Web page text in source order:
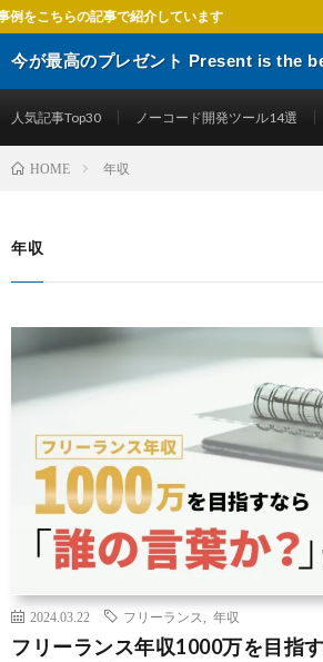
事で紹介しています
今が最高のプレゼント Present is the
人気記事Top30 ノーコード開発ツール14選
HOME 年収
年収
2024.03.22 フリーランス 年収
フリーランス年収1000万を目指